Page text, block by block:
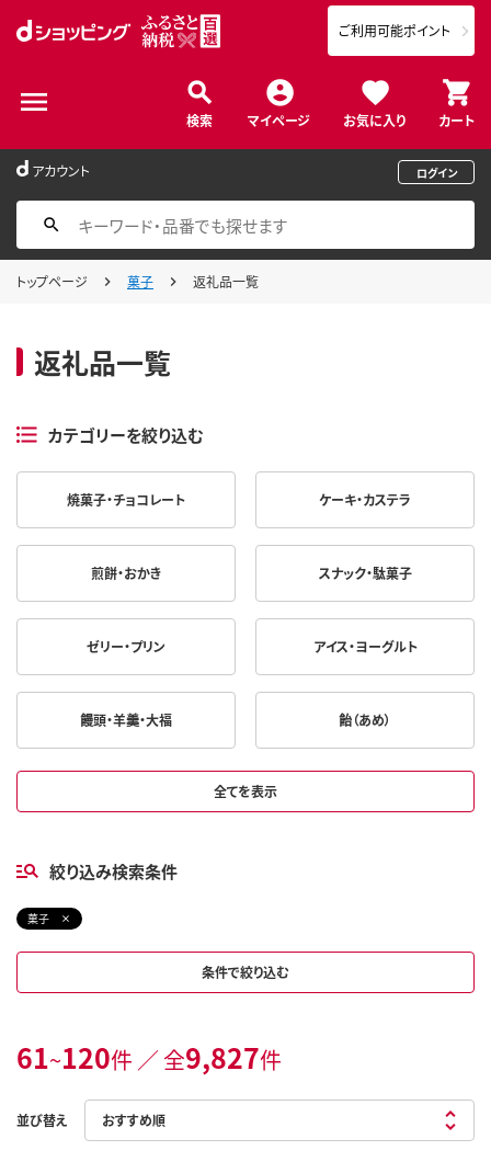
検索 マイページ お気に入り カート
ご利用可能ポイント
アカウント ログイン
トップページ 菓子 返礼品一覧
返礼品一覧
カテゴリーを絞り込む
焼菓子・チョコレート ケーキ・カステラ
煎餅・おかき スナック・駄菓子
ゼリー・プリン アイス・ヨーグルト
饅頭・羊羹・大福 飴（あめ）
全てを表示
絞り込み検索条件
菓子
条件で絞り込む
61~120件 ／ 全9,827件
並び替え